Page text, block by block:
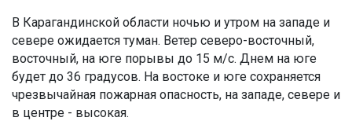
В Карагандинской области ночью и утром на западе и
севере ожидается туман. Ветер северо-восточный,
восточный, на юге порывы до 15 м/с. Днем на юге
будет до 36 градусов. На востоке и юге сохраняется
чрезвычайная пожарная опасность, на западе, севере и
в центре - высокая.